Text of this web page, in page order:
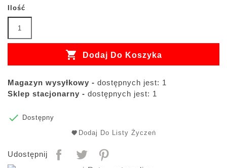
Ilość
 Dodaj Do Koszyka
Magazyn wysyłkowy - dostępnych jest: 1
Sklep stacjonarny - dostępnych jest: 1

Dostępny
Dodaj Do Listy Życzeń
Udostępnij